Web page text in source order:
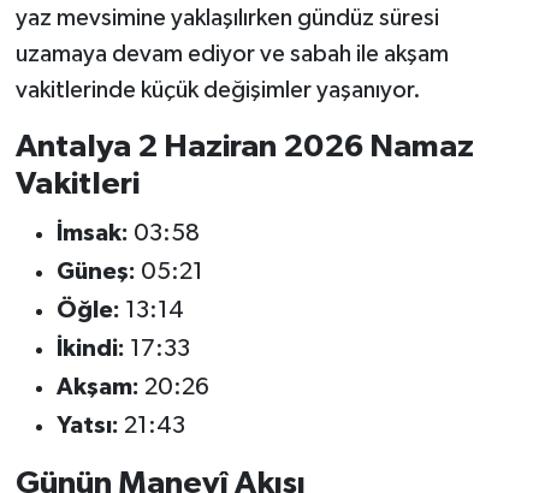
yaz mevsimine yaklaşılırken gündüz süresi
uzamaya devam ediyor ve sabah ile akşam
vakitlerinde küçük değişimler yaşanıyor.
Antalya 2 Haziran 2026 Namaz
Vakitleri
İmsak: 03:58
Güneş: 05:21
Öğle: 13:14
İkindi: 17:33
Akşam: 20:26
Yatsı: 21:43
Günün Manevî Akışı